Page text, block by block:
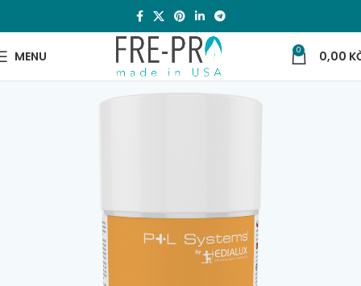
MENU 0 0,00